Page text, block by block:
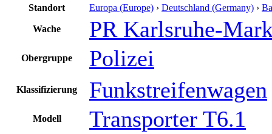
Standort Europa (Europe) › Deutschland (Germany) ›
Wache PR Karlsruhe-
Obergruppe Polizei
Klassifizierung Funkstreifenwagen
Modell Transporter T6.1